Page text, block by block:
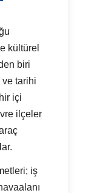
kültürel
biri
ve tarihi
içi
ilçeler
iş